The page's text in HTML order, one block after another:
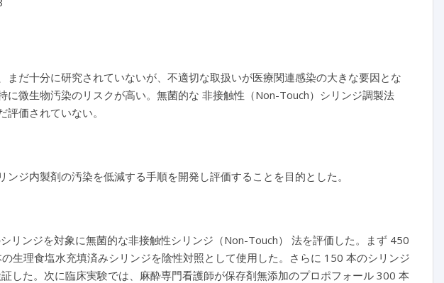
だ十分に研究されていないが、不適切な取扱いが医療関連感染の大きな要因とな
に微生物汚染のリスクが高い。無菌的な 非接触性（Non-Touch）シリンジ調製法
価されていない。
ジ内製剤の汚染を低減する手順を開発し評価することを目的とした。
リンジを対象に無菌的な非接触性シリンジ（Non-Touch） 法を評価した。まず 450
生理食塩水充填済みシリンジを陰性対照として使用した。さらに 150 本のシリンジ
した。次に臨床実験では、麻酔専門看護師が保存剤無添加のプロポフォール 300 本